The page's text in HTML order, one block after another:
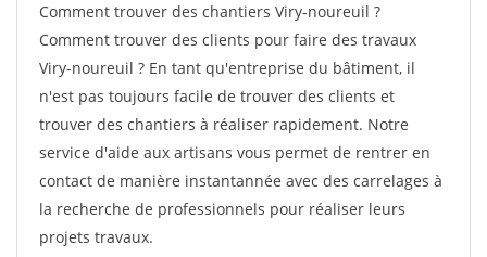
Comment trouver des chantiers Viry-noureuil ?
Comment trouver des clients pour faire des travaux
Viry-noureuil ? En tant qu'entreprise du bâtiment, il
n'est pas toujours facile de trouver des clients et
trouver des chantiers à réaliser rapidement. Notre
service d'aide aux artisans vous permet de rentrer en
contact de manière instantannée avec des carrelages à
la recherche de professionnels pour réaliser leurs
projets travaux.